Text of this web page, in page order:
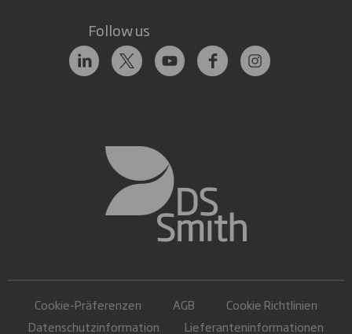
Follow us
Cookie-Präferenzen AGB
Cookie Richtlinien
Datenschutzinformation
Lieferanteninformationen